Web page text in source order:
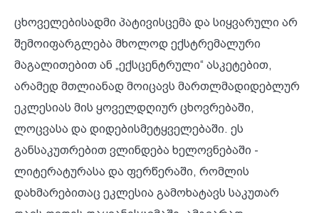
ცხოველებისადმი პატივისცემა და სიყვარული არ
შემოიფარგლება მხოლოდ ექსტრემალური
მაგალითებით ან „ექსცენტრული“ ასკეტებით,
არამედ მთლიანად მოიცავს მართლმადიდებლურ
ეკლესიას მის ყოველდღიურ ცხოვრებაში,
ლოცვასა და დიდებისმეტყველებაში. ეს
განსაკუთრებით ვლინდება ხელოვნებაში -
ლიტერატურასა და ფერწერაში, რომლის
დახმარებითაც ეკლესია გამოხატავს საკუთარ